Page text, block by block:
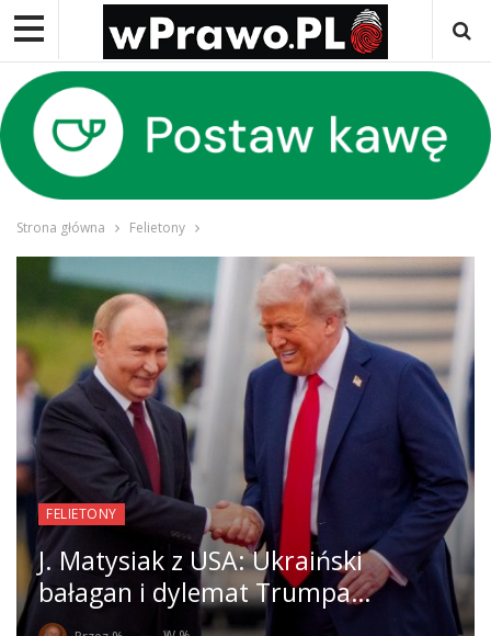
Strona główna Felietony
FELIETONY
J. Matysiak z USA: Ukraiński
bałagan i dylemat Trumpa…